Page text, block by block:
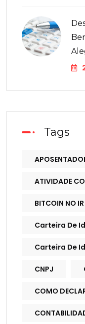
Tags
ATIVIDADE
BITCOIN NO IR
Carteira De
Carteira De
CNPJ
COMO